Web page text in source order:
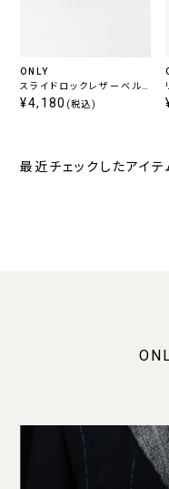
ONLY
スライドロックレザーベルト
ブラック
¥4,180 (税込)
最近チェックしたアイテ